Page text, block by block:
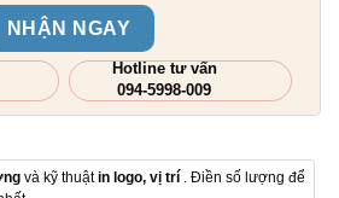
NHẬN NGAY
Hotline tư vấn
094-5998-009
và kỹ thuậtin logo, vị trí . Điền số lượng để